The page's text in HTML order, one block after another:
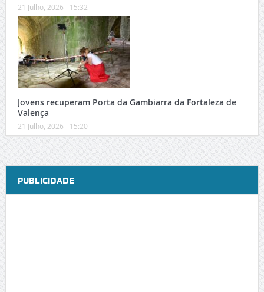
21 Julho, 2026 - 15:32
Jovens recuperam Porta da Gambiarra da Fortaleza de
Valença
21 Julho, 2026 - 15:20
PUBLICIDADE